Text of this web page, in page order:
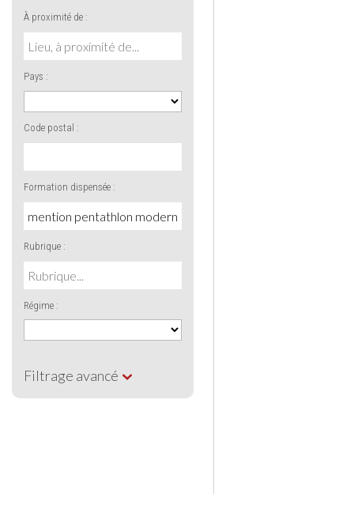
À proximité de :
Pays :
Code postal :
Formation dispensée :
Rubrique :
Régime :
Filtrage avancé